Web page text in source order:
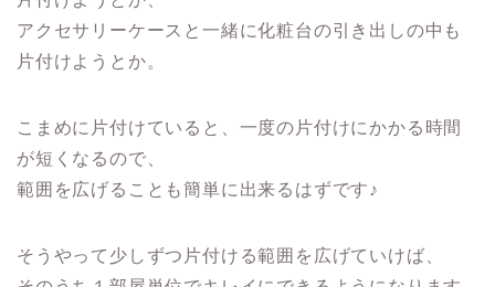
アクセサリーケースと一緒に化粧台の引き出しの中も
片付けようとか。
こまめに片付けていると、一度の片付けにかかる時間
が短くなるので、
範囲を広げることも簡単に出来るはずです♪
そうやって少しずつ片付ける範囲を広げていけば、